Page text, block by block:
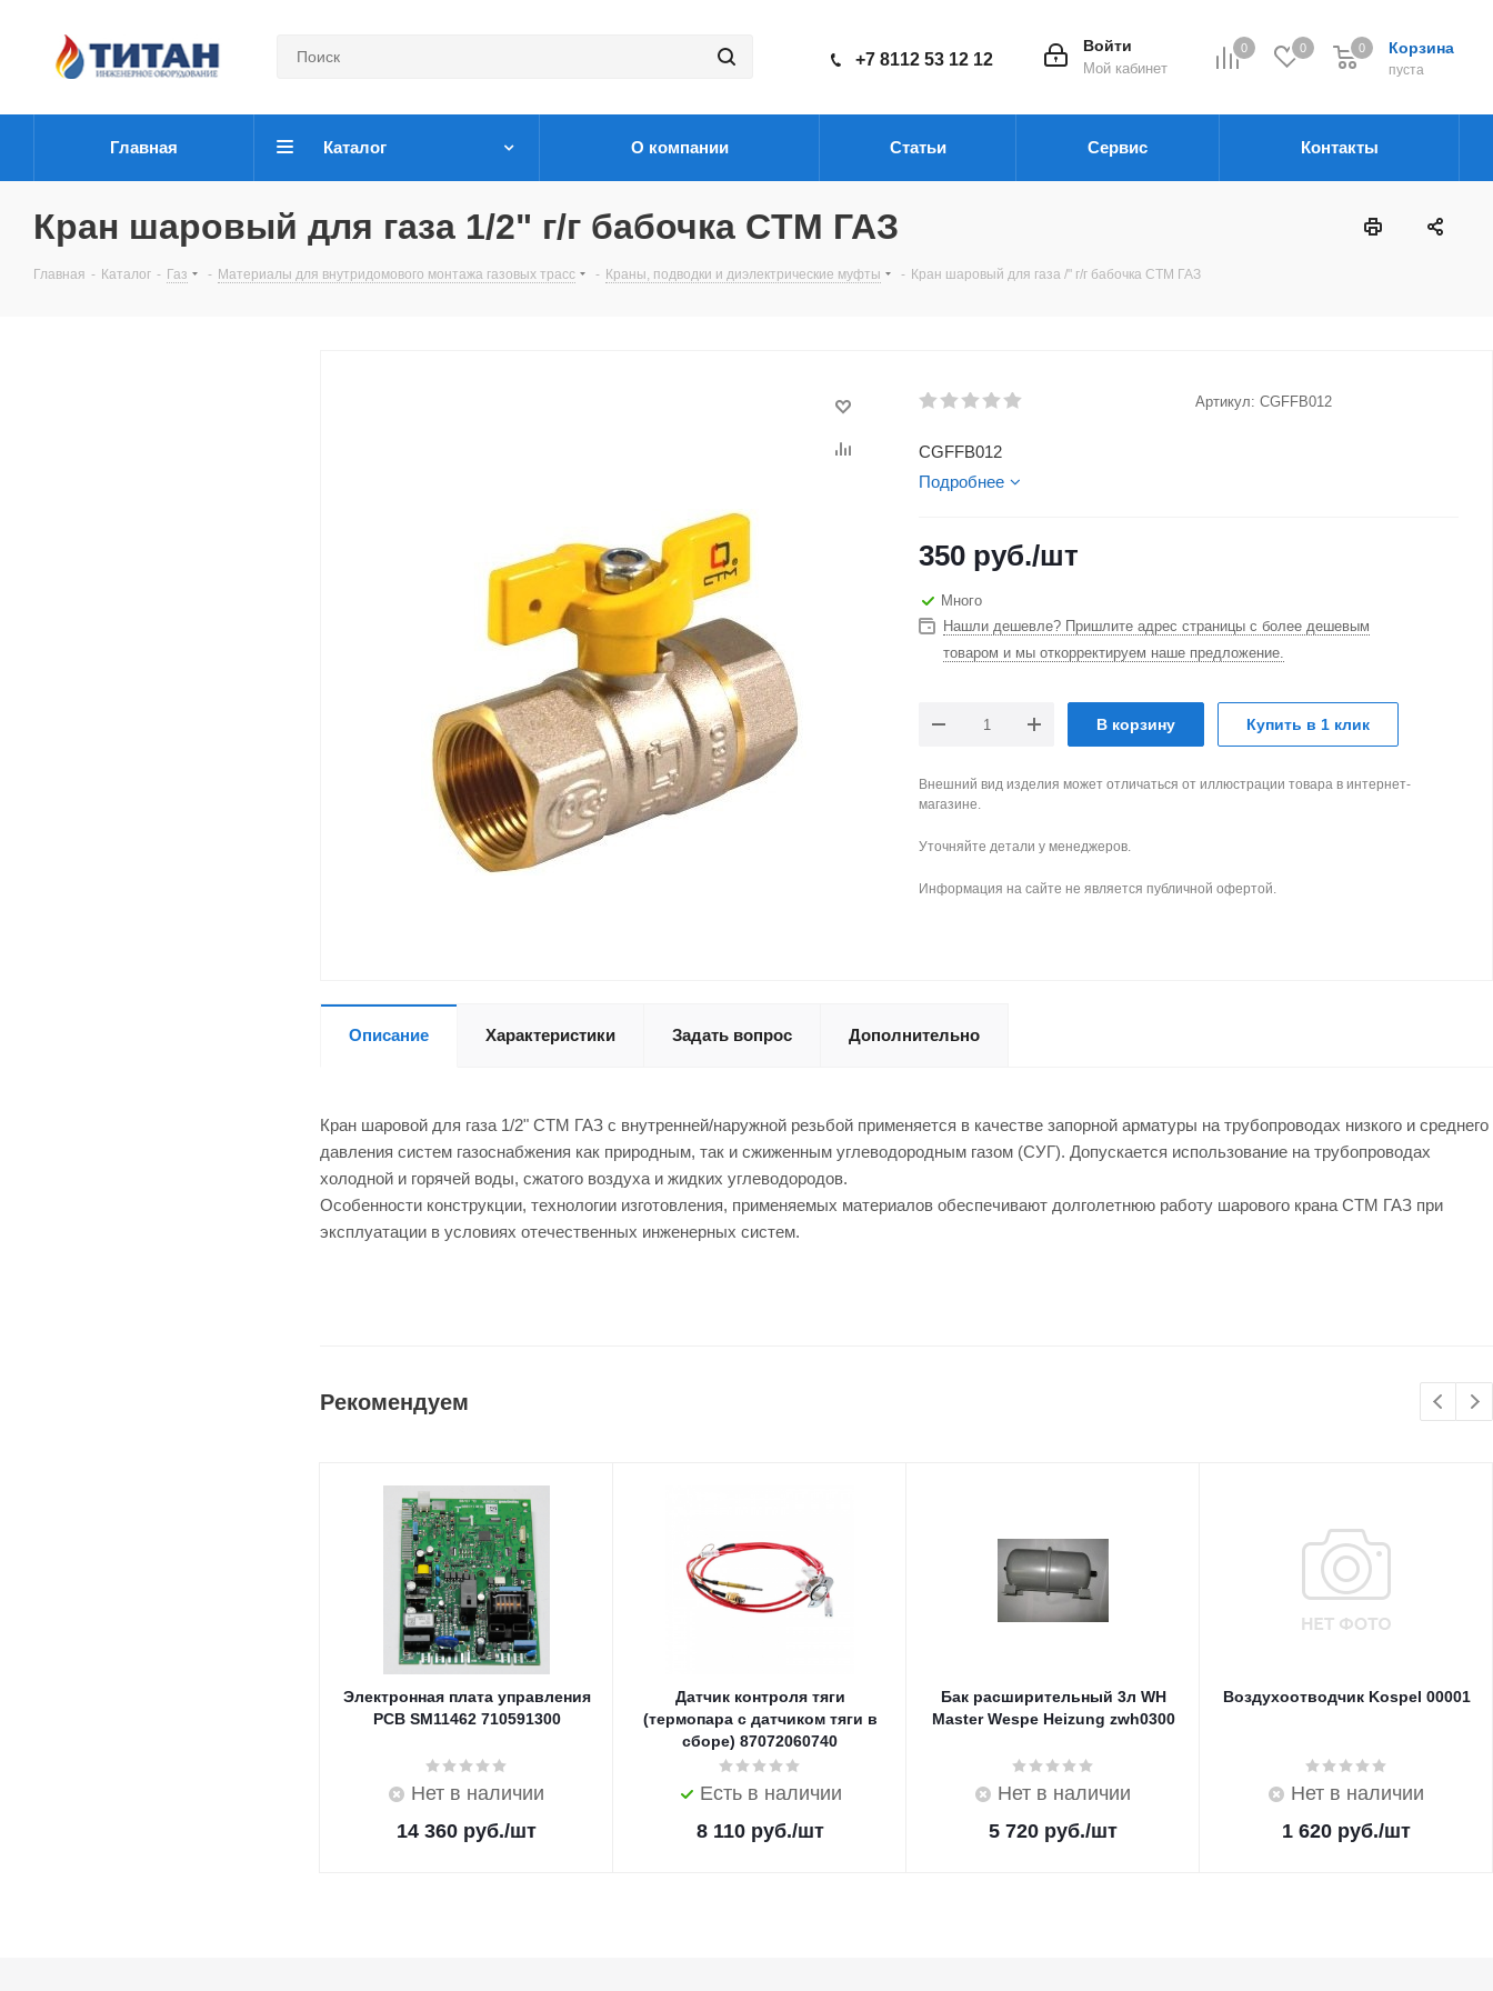
0 0 Корзина
пуста
0
Войти
Мой кабинет
+7 8112 53 12 12
Главная Каталог О компании Статьи Сервис Контакты
Кран шаровый для газа 1/2" г/г бабочка CTM ГАЗ
Главная - Каталог - Газ - Материалы для внутридомового монтажа газовых трасс - Краны, подводки и диэлектрические муфты - Кран шаровый для газа /" г/г бабочка CTM ГАЗ
Артикул: CGFFB012
CGFFB012
Подробнее
350 руб./шт
Много
Нашли дешевле? Пришлите адрес страницы с более дешевым
товаром и мы откорректируем наше предложение.
В корзину Купить в 1 клик
Внешний вид изделия может отличаться от иллюстрации товара в интернет-
магазине.
Уточняйте детали у менеджеров.
Информация на сайте не является публичной офертой.
Описание Характеристики Задать вопрос Дополнительно
Кран шаровой для газа 1/2" CTM ГАЗ с внутренней/наружной резьбой применяется в качестве запорной арматуры на трубопроводах низкого и среднего
давления систем газоснабжения как природным, так и сжиженным углеводородным газом (СУГ). Допускается использование на трубопроводах
холодной и горячей воды, сжатого воздуха и жидких углеводородов.
Особенности конструкции, технологии изготовления, применяемых материалов обеспечивают долголетнюю работу шарового крана СТМ ГАЗ при
эксплуатации в условиях отечественных инженерных систем.
Рекомендуем
Электронная плата управления
PCB SM11462 710591300
Нет в наличии
14 360 руб./шт
Датчик контроля тяги
(термопара с датчиком тяги в
сборе) 87072060740
Есть в наличии
8 110руб./шт
Бак расширительный 3л WH
Master Wespe Heizung zwh0300
Нет в наличии
5 720 руб./шт
Воздухоотводчик Kospel 00001
Нет в наличии
1 620 руб./шт